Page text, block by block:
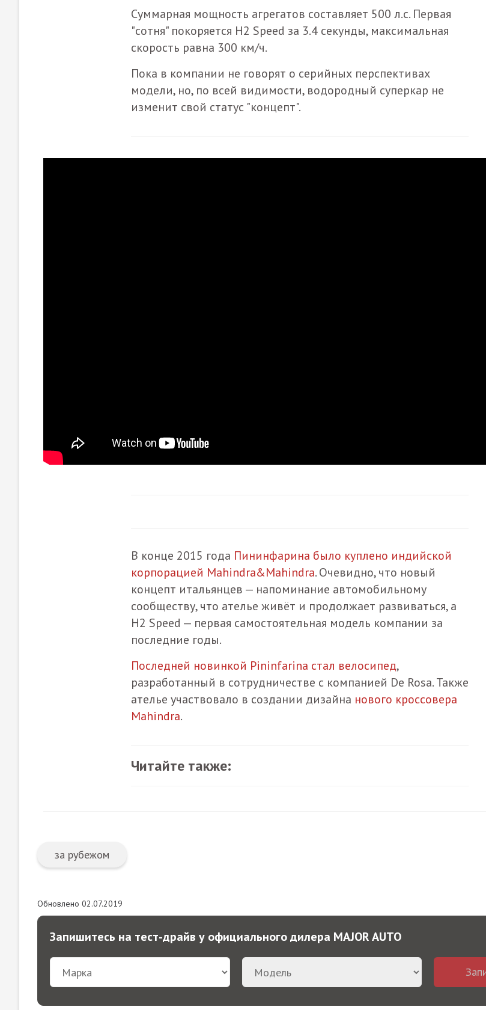
Суммарная мощность агрегатов составляет 500 л.с. Первая
"сотня" покоряется H2 Speed за 3.4 секунды, максимальная
скорость равна 300 км/ч.
Пока в компании не говорят о серийных перспективах
модели, но, по всей видимости, водородный суперкар не
изменит свой статус "концепт".
В конце 2015 года Пининфарина было куплено индийской
корпорацией Mahindra&Mahindra. Очевидно, что новый
концепт итальянцев — напоминание автомобильному
сообществу, что ателье живёт и продолжает развиваться, а
H2 Speed — первая самостоятельная модель компании за
последние годы.
Последней новинкой Pininfarina стал велосипед,
разработанный в сотрудничестве с компанией De Rosa. Также
ателье участвовало в создании дизайна нового кроссовера
Mahindra.
Читайте также:
за рубежом
Обновлено 02.07.2019
Запишитесь на тест-драйв у официального дилера MAJOR AUTO